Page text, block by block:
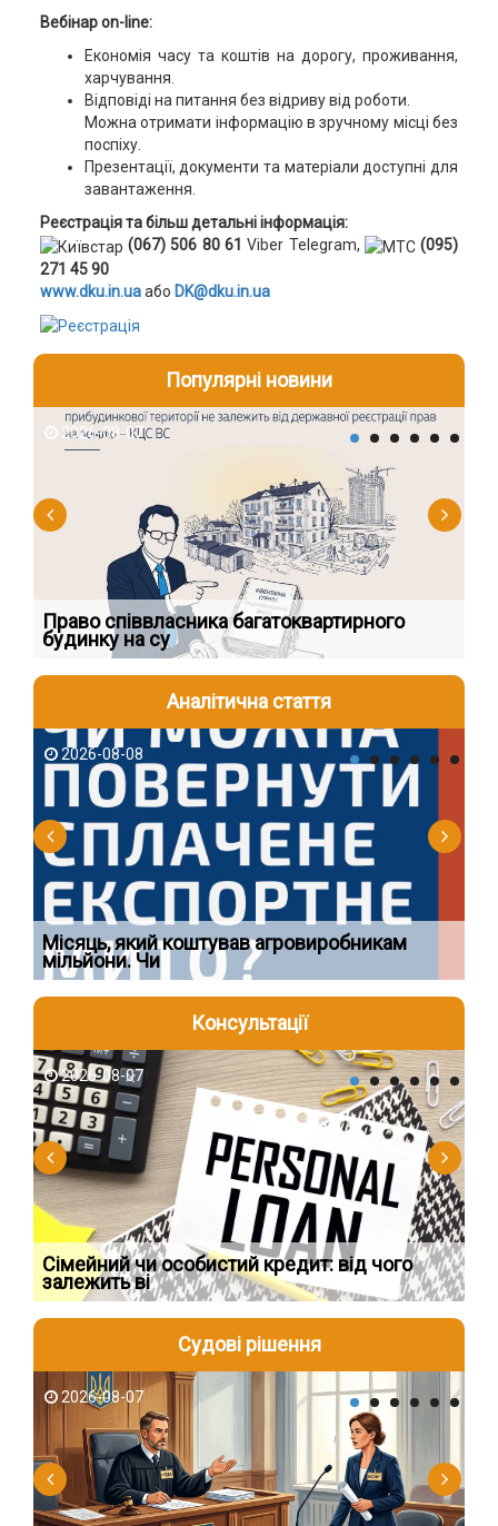
Вебінар on-line:
Економія часу та коштів на дорогу, проживання,
харчування.
Відповіді на питання без відриву від роботи.
Можна отримати інформацію в зручному місці без
поспіху.
Презентації, документи та матеріали доступні для
завантаження.
Реєстрація та більш детальні інформація:
(067) 506 80 61Viber Telegram,
(095)
271 45 90
www.dku.in.uaабо DK@dku.in.ua
Популярні новини
2026-08-07
Право співвласника багатоквартирного
будинку на су
Аналітична стаття
2026-08-08
Місяць, який коштував агровиробникам
мільйони. Чи
Консультації
2026-08-07
Сімейний чи особистий кредит: від чого
залежить ві
Судові рішення
2026-08-07